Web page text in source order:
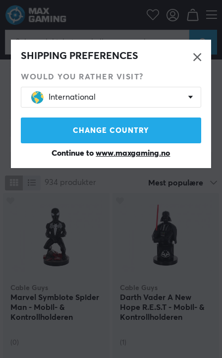
SHIPPING PREFERENCES
WOULD YOU RATHER VISIT?
International
CHANGE COUNTRY
Continue towww.maxgaming.no
Mobiltilbehør
Mobiltilbehør
Hodetelefoner Bluetooth Høyttalere
Deksel & skjermbeskytter Bilde & video
Kabler & adapter til mobil
Annet tilbehør
934 produkter Mest populære
Cable Guys
Marvel Symbiote Spider
Man - Mobil- &
Kontrollholderen
(0)
Cable Guys
Darth Vader A New
Hope R.E.S.T - Mobil- &
Kontrollholderen
(1)